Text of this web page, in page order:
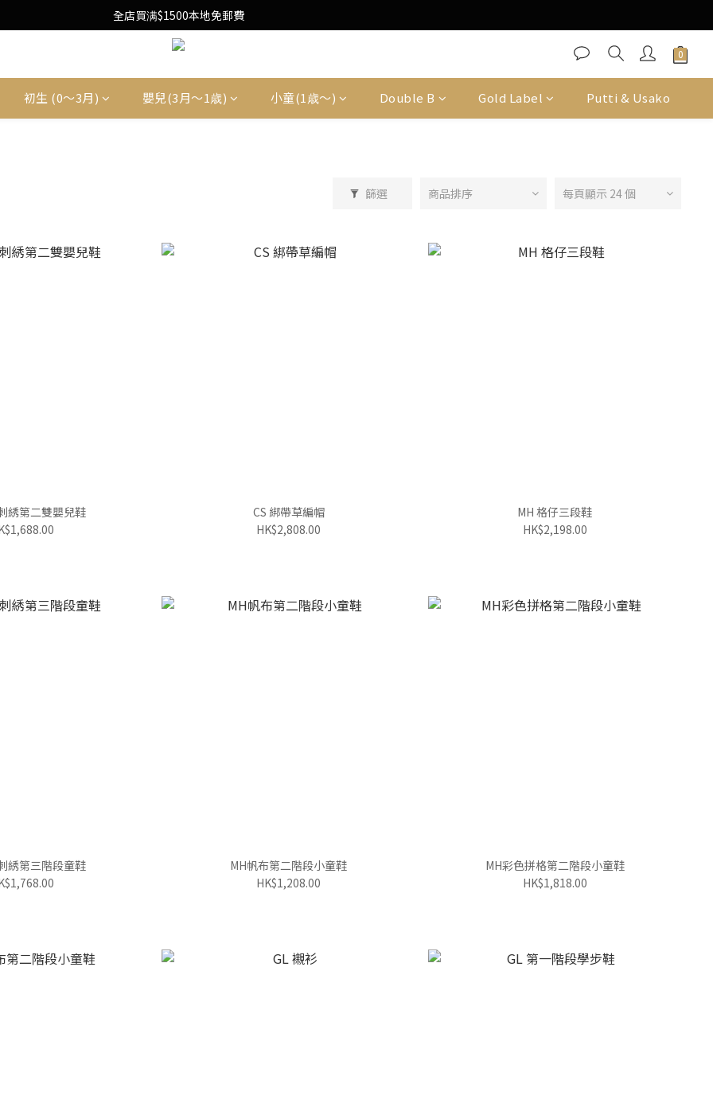
Free Local Shipping Upon $1500 purchase
全店買满$1500本地免郵費
Free Local Shipping Upon $1500 purchase
初生 (0〜3月) 嬰兒(3月〜1歳) 小童(1歳〜) Double B Gold Label Putti & Usako
篩選 商品排序 每頁顯示 24 個
綉第二雙嬰兒鞋
CS 綁帶草編帽
HK$2,808.00
MH 格仔三段鞋
HK$2,198.00
綉第三階段童鞋
MH帆布第二階段小童鞋
HK$1,208.00
MH彩色拼格第二階段小童鞋
HK$1,818.00